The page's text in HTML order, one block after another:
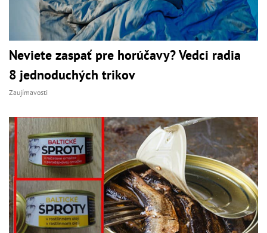
Neviete zaspať pre horúčavy? Vedci radia
8 jednoduchých trikov
Zaujímavosti